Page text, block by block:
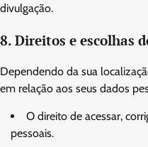
divulgação.
8. Direitos e escolhas
Dependendo da sua
em relação aos seus dados
O direito de acessar,
pessoais.